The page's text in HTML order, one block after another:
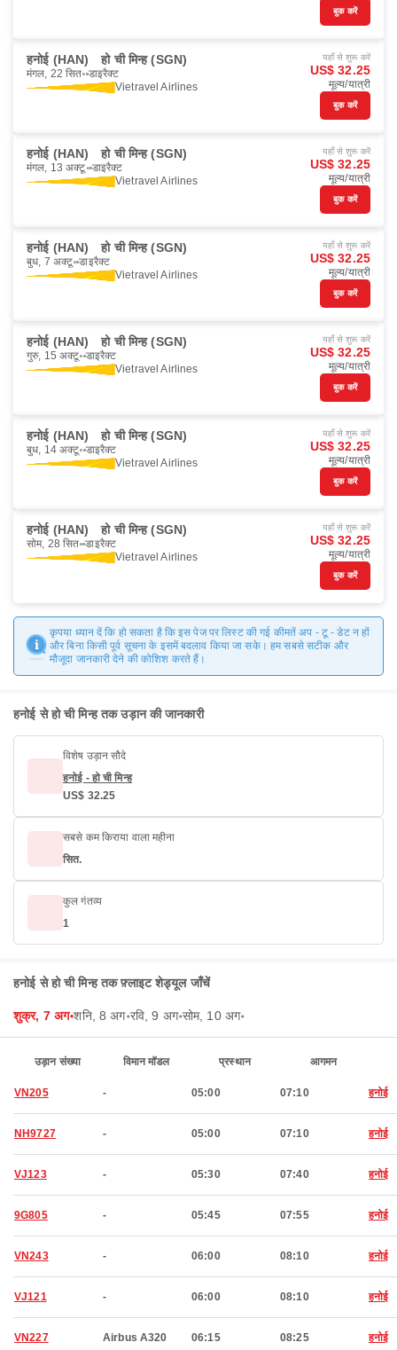
बुक करें
हनोई (HAN) हो ची मिन्ह (SGN)
मंगल, 22 सित॰ डाइरैक्ट
Vietravel Airlines
यहाँ से शुरू करें
US$ 32.25
मूल्य/यात्री
बुक करें
हनोई (HAN) हो ची मिन्ह (SGN)
मंगल, 13 अक्टू॰ डाइरैक्ट
Vietravel Airlines
यहाँ से शुरू करें
US$ 32.25
मूल्य/यात्री
बुक करें
हनोई (HAN) हो ची मिन्ह (SGN)
बुध, 7 अक्टू॰ डाइरैक्ट
Vietravel Airlines
यहाँ से शुरू करें
US$ 32.25
मूल्य/यात्री
बुक करें
हनोई (HAN) हो ची मिन्ह (SGN)
गुरु, 15 अक्टू॰ डाइरैक्ट
Vietravel Airlines
यहाँ से शुरू करें
US$ 32.25
मूल्य/यात्री
बुक करें
हनोई (HAN) हो ची मिन्ह (SGN)
बुध, 14 अक्टू॰ डाइरैक्ट
Vietravel Airlines
यहाँ से शुरू करें
US$ 32.25
मूल्य/यात्री
बुक करें
हनोई (HAN) हो ची मिन्ह (SGN)
सोम, 28 सित॰ डाइरैक्ट
Vietravel Airlines
यहाँ से शुरू करें
US$ 32.25
मूल्य/यात्री
बुक करें
कृपया ध्यान दें कि हो सकता है कि इस पेज पर लिस्ट की गई कीमतें अप - टू - डेट न हों
और बिना किसी पूर्व सूचना के इसमें बदलाव किया जा सके। हम सबसे सटीक और
मौजूदा जानकारी देने की कोशिश करते हैं।
हनोई से हो ची मिन्ह तक उड़ान की जानकारी
विशेष उड़ान सौदे
हनोई - हो ची मिन्ह
US$ 32.25
सबसे कम किराया वाला महीना
सित.
कुल गंतव्य
1
हनोई से हो ची मिन्ह तक फ़्लाइट शेड्यूल जाँचें
शुक्र, 7 अग॰शनि, 8 अग॰रवि, 9 अग॰सोम, 10 अग॰
उड़ान संख्या विमान मॉडल प्रस्थान आगमन
VN205 - 05:00 07:10 हनोई
NH9727 - 05:00 07:10 हनोई
VJ123 - 05:30 07:40 हनोई
9G805 - 05:45 07:55 हनोई
VN243 - 06:00 08:10 हनोई
VJ121 - 06:00 08:10 हनोई
VN227 Airbus A320 06:15 08:25 हनोई